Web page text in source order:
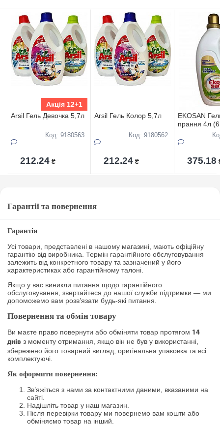
Акція 12+1
Arsil Гель Девочка 5,7л
Код: 9180563
212.24 ₴
Arsil Гель Колор 5,7л
Код: 9180562
212.24 ₴
EKOSAN
прання 4л
375.18
Гарантії та повернення
Гарантія
Усі товари, представлені в нашому магазині, мають офіційну
гарантію від виробника. Термін гарантійного обслуговування
залежить від конкретного товару та зазначений у його
характеристиках або гарантійному талоні.
Якщо у вас виникли питання щодо гарантійного
обслуговування, звертайтеся до нашої служби підтримки — ми
допоможемо вам розв’язати будь-які питання.
Повернення та обмін товару
Ви маєте право повернути або обміняти товар протягом 14
днів з моменту отримання, якщо він не був у використанні,
збережено його товарний вигляд, оригінальна упаковка та всі
комплектуючі.
Як оформити повернення:
Зв’яжіться з нами за контактними даними, вказаними на
сайті.
Надішліть товар у наш магазин.
Після перевірки товару ми повернемо вам кошти або
обміняємо товар на інший.